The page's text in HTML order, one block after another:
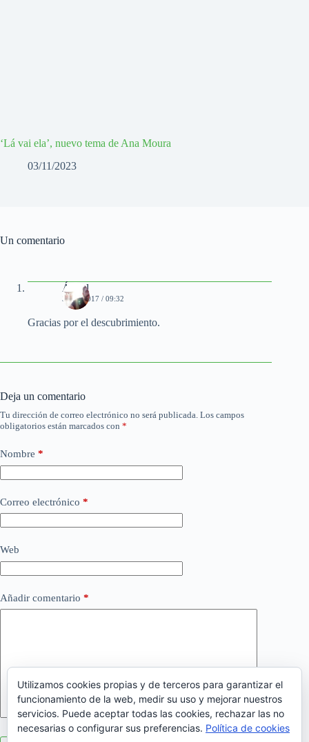
‘Lá vai ela’, nuevo tema de Ana Moura
03/11/2023
Un comentario
Ángel
31/08/2017 / 09:32
Gracias por el descubrimiento.
Deja un comentario
Tu dirección de correo electrónico no será publicada. Los campos
obligatorios están marcados con *
Nombre *
Correo electrónico *
Web
Añadir comentario *
Utilizamos cookies propias y de terceros para garantizar el
funcionamiento de la web, medir su uso y mejorar nuestros
servicios. Puede aceptar todas las cookies, rechazar las no
necesarias o configurar sus preferencias. Política de cookies